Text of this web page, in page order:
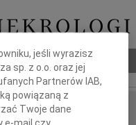
jeśli wyrazisz
sp. z o.o. oraz jej
Partnerów IAB,
powiązaną z
Twoje dane
e-mail czy